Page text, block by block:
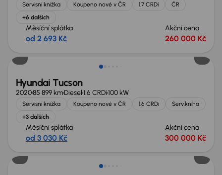
Servisní knížka Koupeno nové v ČR 1.7 CRDi
ČR
+6 dalších
Měsíční splátka
od 2 693 Kč
Akční cena
260 000 Kč
Hyundai Tucson
202085 899 kmDiesel1.6 CRDi100 kW
Servisní knížka Koupeno nové v ČR 1.6 CRDi
Serv.kniha
+3 dalších
Měsíční splátka
od 3 030 Kč
Akční cena
300 000 Kč
Zlevněno o 10 000 Kč